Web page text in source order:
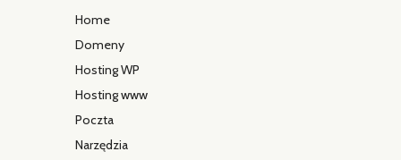
Home
Domeny
Hosting WP
Hosting www
Poczta
Narzędzia